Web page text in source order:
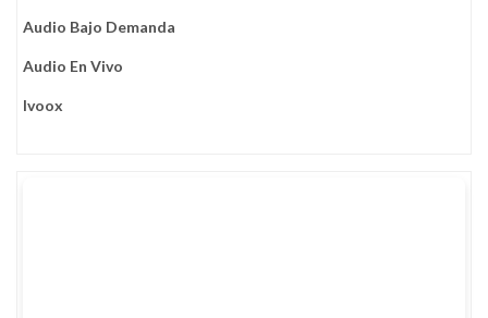
Audio Bajo Demanda
Audio En Vivo
Ivoox